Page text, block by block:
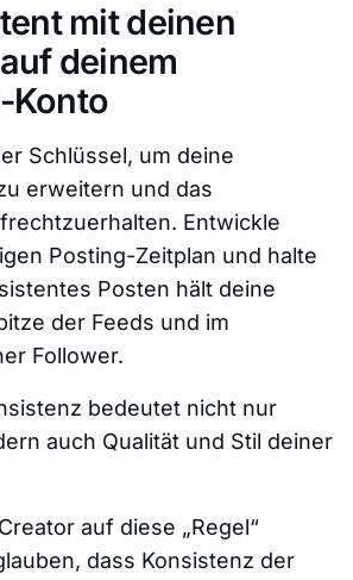
mit deinen
deinem
Konto
Schlüssel, um deine
erweitern und das
Entwickle
Posting-Zeitplan und halte
Posten hält deine
der Feeds und im
Follower.
bedeutet nicht nur
auch Qualität und Stil deiner
auf diese „Regel“
dass Konsistenz der